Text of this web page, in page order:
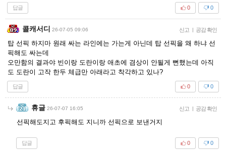
답글 0
0
콜캐서디 26-07-05 09:06 신고 | 공감 확인
탑 선픽 하지마 원래 싸는 라인에는 가는게 아닌데 탑 선픽을 왜 하냐 선
픽해도 싸는데
오만함의 결과야 빈이랑 도란이랑 애초에 겸상이 안될게 뻔했는데 아직
도 도란이 고작 한두 체급만 아래라고 착각하고 있나?
답글 0
0
휴글 26-07-07 16:05 신고 | 공감 확인
선픽해도지고 후픽해도 지니까 선픽으로 보낸거지
답글 0
0